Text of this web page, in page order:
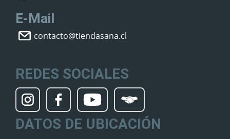
E-Mail
contacto@tiendasana.cl
REDES SOCIALES
DATOS DE UBICACIÓN